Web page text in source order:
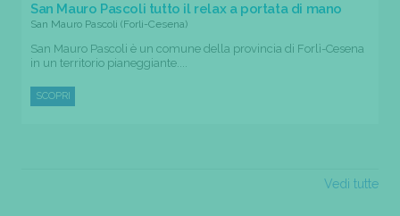
San Mauro Pascoli tutto il relax a portata di mano
San Mauro Pascoli (Forli-Cesena)
San Mauro Pascoli è un comune della provincia di Forlì-Cesena
in un territorio pianeggiante....
SCOPRI
Vedi tutte